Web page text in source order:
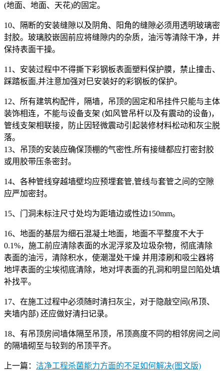
(地面、地面、天花)的固定。
10、隔断的安装缝隙以及阴角、阳角的缝隙必须用透明玻璃密
封胶。玻璃胶嵌固前应将缝隙内的杂质，油污等清除干净，并
保持表面干操。
11、安装过程中不得撕下彩钢板表面塑料保护膜，禁止撞击、
踩踏板面,并注意加强对巳安装好的彩钢板的保护。
12、所有建筑构配件，隔墙，吊顶的固定和吊挂件只能与主体
装饰相连，不能与设备支架 (如风管吊杆以及有震动的设备)，
管线支架相联接，防止因轻微震动引起装修材料松动和灰尘脱
落。
13、吊顶的安装应确保顶棚的气密性,所有接缝都应打密封胶
或用胶带压条密封。
14、各种管线穿越墙壁均应预埋套管,管线与套管之间的空隙
应严加密封。
15、门洞未标注尺寸处均为距墙边或性边150mm。
16、地面的基层为细石混凝土地面，地面不平整度不大于
0.1%，施工前应清除表面的水泥浮浆及垃圾杂物，彻底清除
表面的油污，清除积水，使潮湿处干燥 并用漆刷和吸尘器将
地坪表面的尘埃彻底清除，地对坪表面的孔洞和明显凹陷处填
补找平。
17、在施工过程中必须随时清扫灰尘，对于隐敲空间(吊顶、
夹墙内部) 还应做好清扫记录。
18、有吊顶房间墙体隔至吊顶，吊顶高度不同的相邻房间之间
的隔墙砌至与较到的吊顶平齐。
上一篇： 洁净工程杀菌能力方面的不足如何解决(图文版)